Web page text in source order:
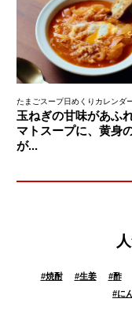
たまごスープ日めくりカレンダ
玉ねぎの甘味があふ
マトスープに、黄身
が...
#焼酎 #生姜 #酢
#に